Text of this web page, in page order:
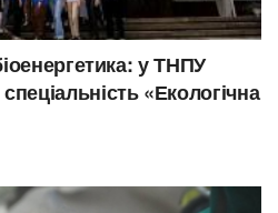
у ТНПУ
«Екологічна